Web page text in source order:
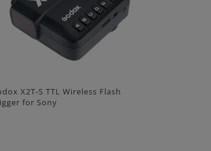
UŽSISAKYTI
Godox X2T-N TTL Wireless Flash